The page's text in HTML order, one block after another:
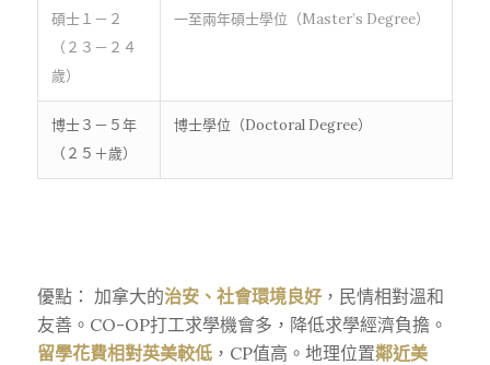
碩士１－２
（２３－２４
歲）
一至兩年碩士學位（Master’s Degree）
博士３－５年
（２５＋歲）
博士學位（Doctoral Degree）
優點： 加拿大的治安、社會環境良好，民情相對溫和
友善。CO-OP打工求學機會多，降低求學經濟負擔。
留學花費相對英美較低，CP值高。地理位置鄰近美